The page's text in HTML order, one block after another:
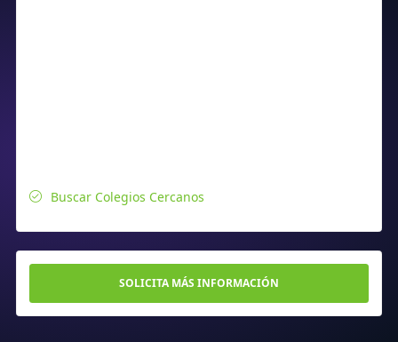
Buscar Colegios Cercanos
SOLICITA MÁS INFORMACIÓN